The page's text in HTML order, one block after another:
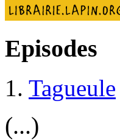
Episodes
1. Tagueule
(...)